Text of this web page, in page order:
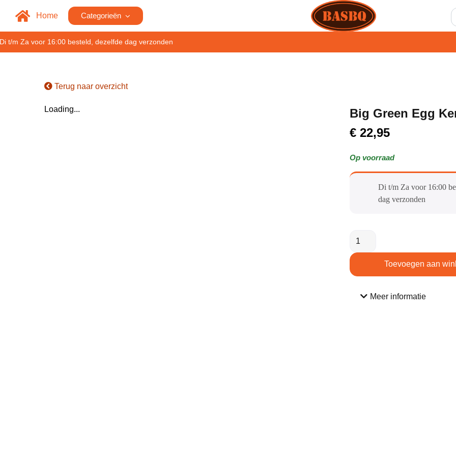
Home Categorieën
t/m Za voor 16:00 besteld, dezelfde dag verzonden
Terug naar overzicht
Loading...
Big Green Egg
€ 22,95
Op voorraad
Di t/m Za voor 16:00
dag verzonden​
Toevoegen aan
Meer informatie